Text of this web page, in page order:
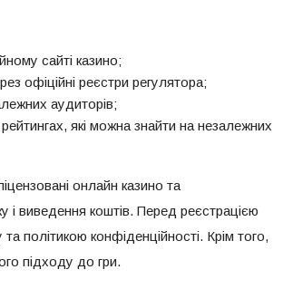
сайті казино;
офіційні реєстри регулятора;
аудиторів;
які можна знайти на незалежних
онлайн казино та
і виведення коштів. Перед реєстрацією
політикою конфіденційності. Крім того,
підходу до гри.